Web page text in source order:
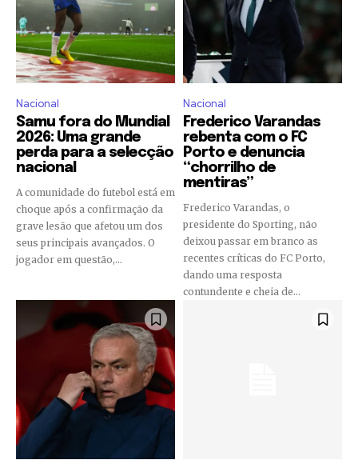
Nacional
Samu fora do Mundial
2026: Uma grande
perda para a selecção
nacional
A comunidade do futebol está em
choque após a confirmação da
grave lesão que afetou um dos
seus principais avançados. O
jogador em questão,...
Nacional
Frederico Varandas
rebenta com o FC
Porto e denuncia
“chorrilho de
mentiras”
Frederico Varandas, o
presidente do Sporting, não
deixou passar em branco as
recentes críticas do FC Porto,
dando uma resposta
contundente e cheia de...